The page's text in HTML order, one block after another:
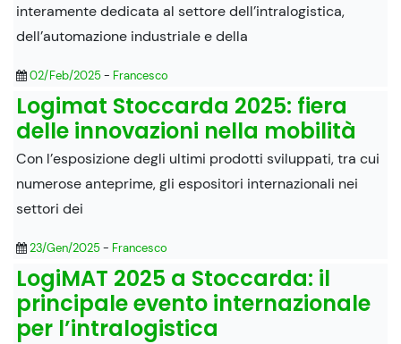
interamente dedicata al settore dell’intralogistica,
dell’automazione industriale e della
02/Feb/2025- Francesco
Logimat Stoccarda 2025: fiera
delle innovazioni nella mobilità
Con l’esposizione degli ultimi prodotti sviluppati, tra cui
numerose anteprime, gli espositori internazionali nei
settori dei
23/Gen/2025- Francesco
LogiMAT 2025 a Stoccarda: il
principale evento internazionale
per l’intralogistica